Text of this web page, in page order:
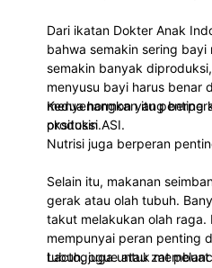
Dari ikatan Dokter Anak
bahwa semakin sering bayi
semakin banyak
menyusu bayi harus benar
menyenangkan itu penting
produksi ASI.
Kedua hormon yang
oksitosin.
Nutrisi juga berperan
Selain itu, makanan
gerak atau olah tubuh.
takut melakukan olah raga.
mempunyai peran penting
tubuh, juga untuk
Lactogogue atau zat